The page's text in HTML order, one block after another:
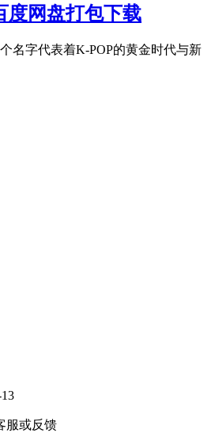
度网盘打包下载
名字代表着K-POP的黄金时代与新
服或反馈